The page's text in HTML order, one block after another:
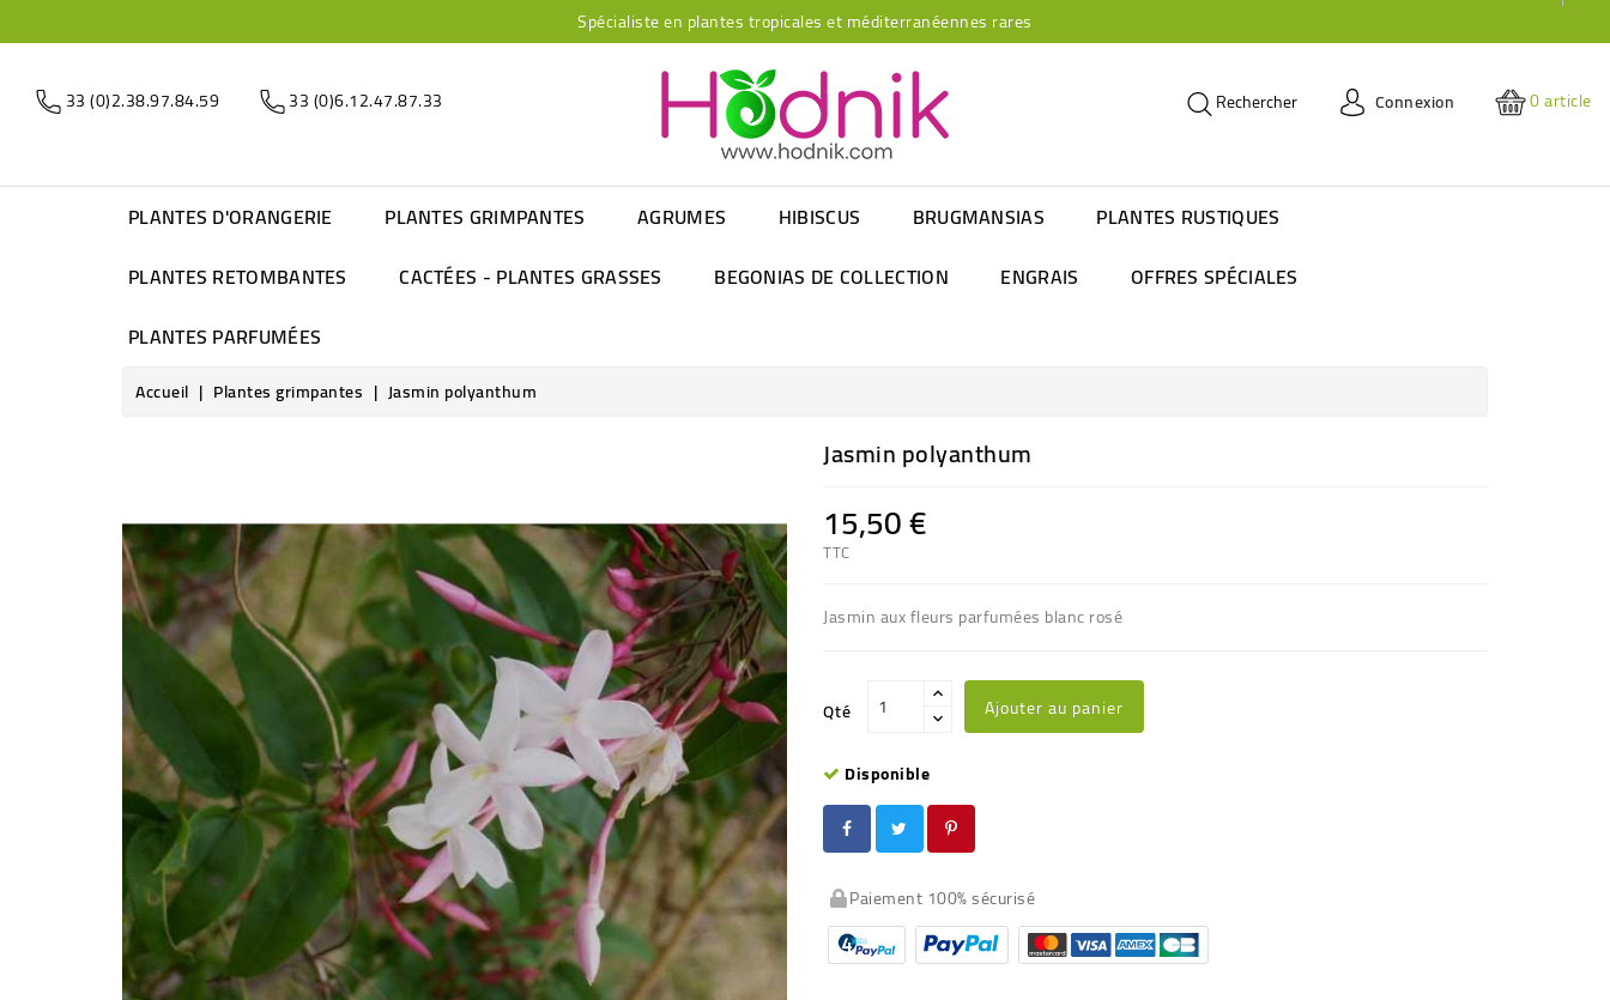
Spécialiste en plantes tropicales et méditerranéennes rares
33 (0)2.38.97.84.59 33 (0)6.12.47.87.33 Rechercher Connexion 0article
PLANTES D'ORANGERIE PLANTES GRIMPANTES AGRUMES HIBISCUS BRUGMANSIAS
PLANTES RUSTIQUES
PLANTES RETOMBANTES
CACTÉES - PLANTES GRASSES BEGONIAS DE COLLECTION ENGRAIS
OFFRES SPÉCIALES
PLANTES PARFUMÉES
Accueil Plantes grimpantes Jasmin polyanthum
Jasmin polyanthum
15,50 €
TTC
Jasmin aux fleurs parfumées blanc rosé
Qté Ajouter au panier
Disponible
Paiement 100% sécurisé